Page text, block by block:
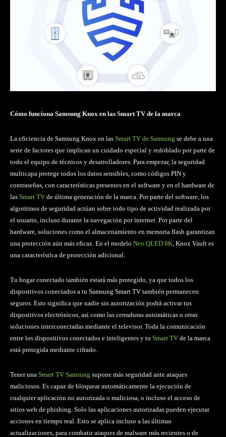
Cómo funciona Samsung Knox en las Smart TV de la marca
La eficiencia de Samsung Knox en las Smart TV de Samsung se debe a una
serie de factores que implican un cuidado especial y redoblado por parte de
todo el equipo de técnicos y desarrolladores. Para empezar, la seguridad
multicapa protege todos los datos sensibles, como códigos PIN y
contraseñas, con características presentes en el software y en el hardware de
las Smart TV de última generación de la marca. Por parte del software, los
algoritmos de seguridad actúan sobre todo tipo de actividad realizada por
el usuario, incluso durante la navegación por internet. Por parte del
hardware, soluciones como el almacenamiento en memoria flash garantizan
una protección aún más eficaz. En el modelo Neo QLED 8K , Knox Vault es
una característica de protección adicional.
Tu hogar conectado también estará más protegido, ya que todos los
dispositivos conectados a tu Samsung Smart TV también permanecen
seguros. Esto significa que nadie sin autorización podrá activar tus
dispositivos electrónicos, así como las cerraduras automáticas u otras
soluciones interconectadas mediante el televisor. Toda la comunicación
entre los dispositivos conectados e inteligentes y tu Smart TV de la marca
está protegida mediante cifrado.
Tener una Smart TV Samsung supone más seguridad ante ataques
maliciosos. Es capaz de bloquear automáticamente la ejecución de
cualquier aplicación no autorizada o maliciosa, o incluso el acceso de
sitios web de phishing. Solo las aplicaciones autorizadas pueden ejecutar
acciones en tiempo real. Esto se aplica incluso a las últimas
actualizaciones, para combatir ataques de malware más recientes o de